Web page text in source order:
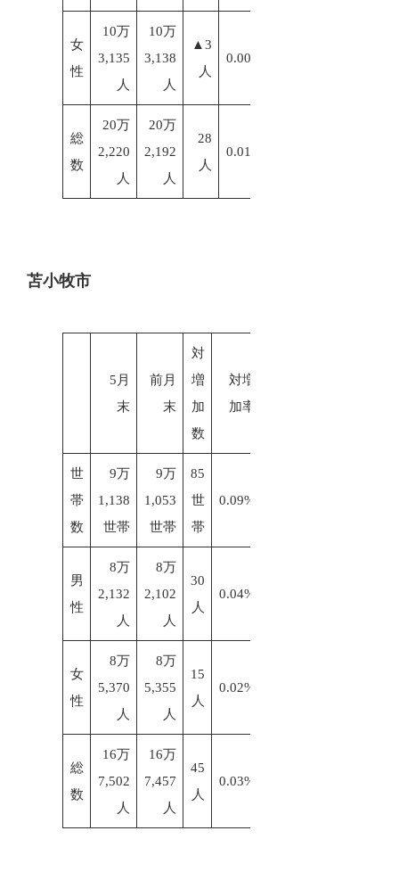
女
性
10万
3,135
人
10万
3,138
人
▲3
人
0.00%
総
数
20万
2,220
人
20万
2,192
人
28
人
0.01%
苫小牧市
5月
末
前月
末
対
増
加
数
対増
加率
世
帯
数
9万
1,138
世帯
9万
1,053
世帯
85
世
帯
0.09%
男
性
8万
2,132
人
8万
2,102
人
30
人
0.04%
女
性
8万
5,370
人
8万
5,355
人
15
人
0.02%
総
数
16万
7,502
人
16万
7,457
人
45
人
0.03%